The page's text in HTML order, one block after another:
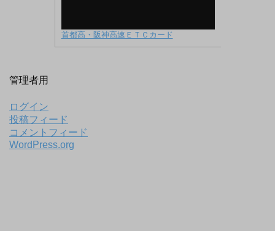
首都高・阪神高速ＥＴＣカード
管理者用
ログイン
投稿フィード
コメントフィード
WordPress.org